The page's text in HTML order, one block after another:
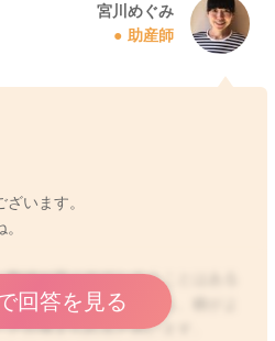
宮川めぐみ
助産師
います。
数値が高く出てしまうことはある
は妊娠中であることから、糖がよ
が考えられると思います。
回答を見る